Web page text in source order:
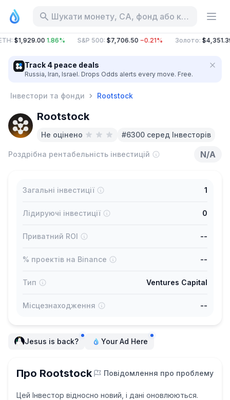
Шукати монету, CA, фонд або категорію
:$1,929.00 1.86% S&P 500:$7,706.50 −0.21% Золото:$4,351.39
Track 4 peace deals
Russia, Iran, Israel. Drops Odds alerts every move. Free.
Інвестори та фонди Rootstock
Rootstock
Не оцінено #6300 серед Інвесторів
Роздрібна рентабельність інвестицій N/A
Загальні інвестиції 1
Лідируючі інвестиції 0
Приватний ROI --
% проектів на Binance --
Тип Ventures Capital
Місцезнаходження --
Jesus is back? Your Ad Here
Про Rootstock Повідомлення про проблему
Цей Інвестор відносно новий, і дані оновлюються.